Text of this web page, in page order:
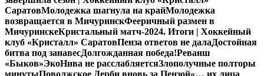
СаратовМолодежка шагнула на крайМолодежка
возвращается в МичуринскФееричный размен в
МичуринскеКристальный матч-2024. Итоги | Хоккейный
клуб «Кристалл» СаратовПенза ответов не далаДостойная
битва под занавесДолгожданная победа!Реванш
«Быков»ЭкоНива не расслабляетсяЗлополучные полторы
минутыПоволжское Дерби вновь за Пензой«… их лица